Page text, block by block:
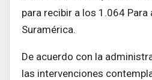
para recibir a los 1.064 Para
Suramérica.
De acuerdo con la
las intervenciones